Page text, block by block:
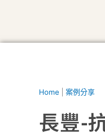
Home 案例分享
長豐-